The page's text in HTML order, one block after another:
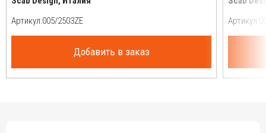
Артикул:
Добавить в заказ
Артикул: